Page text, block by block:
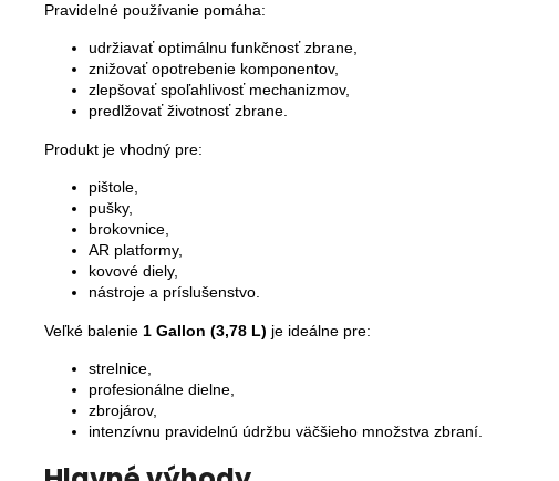
Pravidelné používanie pomáha:
udržiavať optimálnu funkčnosť zbrane,
znižovať opotrebenie komponentov,
zlepšovať spoľahlivosť mechanizmov,
predlžovať životnosť zbrane.
Produkt je vhodný pre:
pištole,
pušky,
brokovnice,
AR platformy,
kovové diely,
nástroje a príslušenstvo.
Veľké balenie 1 Gallon (3,78 L) je ideálne pre:
strelnice,
profesionálne dielne,
zbrojárov,
intenzívnu pravidelnú údržbu väčšieho množstva zbraní.